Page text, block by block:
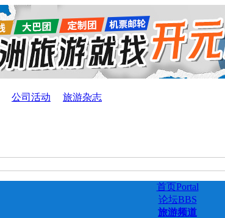
公司活动 旅游杂志
首页Portal
论坛BBS
旅游频道